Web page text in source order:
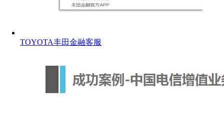
TOYOTA丰田金融客服